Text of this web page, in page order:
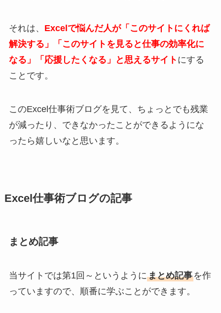
それは、 Excelで悩んだ人が「このサイトにくれば
解決する」「このサイトを見ると仕事の効率化に
なる」「応援したくなる」と思えるサイト にする
ことです。
このExcel仕事術ブログを見て、ちょっとでも残業
が減ったり、できなかったことができるようにな
ったら嬉しいなと思います。
Excel仕事術ブログの記事
まとめ記事
当サイトでは第1回～というようにまとめ記事を作
っていますので、順番に学ぶことができます。